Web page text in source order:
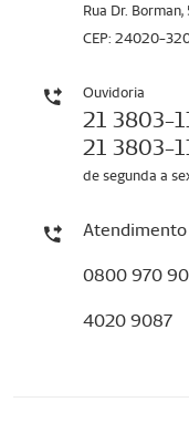
Rua Dr.
CEP: 24020-
Ouvidoria
21 3803-
21 3803-
de segunda a
0800 970
4020 9087